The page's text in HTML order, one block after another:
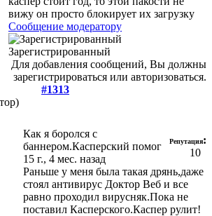
вижу он просто блокирует их загрузку
Сообщение модератору
Зарегистрированный
Для добавления сообщений, Вы должны
зарегистрироваться или авторизоваться.
#1313
Как я боролся с
баннером.Касперский помог
15 г., 4 мес. назад
Репутация:
10
Раньше у меня была такая дрянь,даже
стоял антивирус Доктор Веб и все
равно проходил вирусняк.Пока не
поставил Касперского.Каспер рулит!